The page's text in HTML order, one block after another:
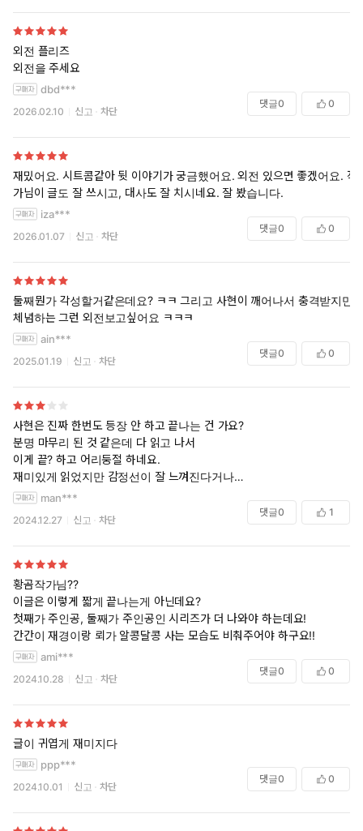
외전 플리즈
외전을 주세요
dbd***
2026.02.10 신고 차단
댓글0 0
재밌어요. 시트콤같아 뒷 이야기가 궁금했어요. 외전 있으면 좋겠어요. 작
가님이 글도 잘 쓰시고, 대사도 잘 치시네요. 잘 봤습니다.
iza***
2026.01.07 신고 차단
댓글0 0
둘째뭔가 각성할거같은데요? ㅋㅋ 그리고 사현이 깨어나서 충격받지만
체념하는 그런 외전보고싶어요 ㅋㅋㅋ
ain***
2025.01.19 신고 차단
댓글0 0
사현은 진짜 한번도 등장 안 하고 끝나는 건 가요?
분명 마무리 된 것 같은데 다 읽고 나서
이게 끝? 하고 어리둥절 하네요.
재미있게 읽었지만 감정선이 잘 느껴진다거나
내용이 촘촘하게 이어지진 않는 것 같은 아쉬움이 있습니다.
man***
2024.12.27 신고 차단
댓글0 1
황곰작가님??
이글은 이렇게 짧게 끝나는게 아닌데요?
첫째가 주인공, 둘째가 주인공인 시리즈가 더 나와야 하는데요!
간간이 재경이랑 뢰가 알콩달콩 사는 모습도 비춰주어야 하구요!!
ami***
2024.10.28 신고 차단
댓글0 0
글이 귀엽게 재미지다
ppp***
2024.10.01 신고 차단
댓글0 0